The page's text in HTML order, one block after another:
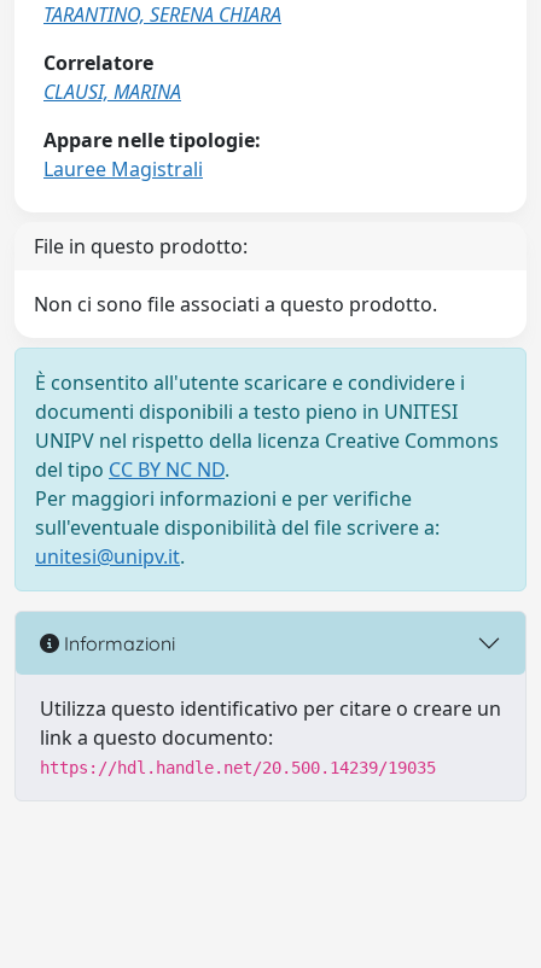
TARANTINO, SERENA CHIARA
Correlatore
CLAUSI, MARINA
Appare nelle tipologie:
Lauree Magistrali
File in questo prodotto:
Non ci sono file associati a questo prodotto.
È consentito all'utente scaricare e condividere i
documenti disponibili a testo pieno in UNITESI
UNIPV nel rispetto della licenza Creative Commons
del tipo CC BY NC ND.
Per maggiori informazioni e per verifiche
sull'eventuale disponibilità del file scrivere a:
unitesi@unipv.it.
Informazioni
Utilizza questo identificativo per citare o creare un
link a questo documento:
https://hdl.handle.net/20.500.14239/19035